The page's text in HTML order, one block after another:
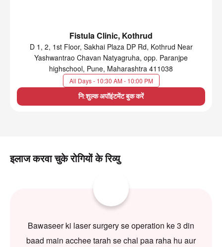
Fistula Clinic, Kothrud
D 1, 2, 1st Floor, Sakhai Plaza DP Rd, Kothrud Near
Yashwantrao Chavan Natyagruha, opp. Paranjpe
highschool, Pune, Maharashtra 411038
All Days - 10:30 AM - 10:00 PM
नि:शुल्क अपॉइंटमेंट बुक करें
इलाज करवा चुके रोगियों के रिव्यु
Bawaseer ki laser surgery se operation ke 3 din
baad main acchee tarah se chal paa raha hu aur